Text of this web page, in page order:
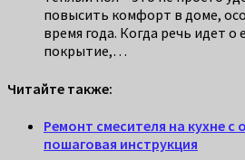
повысить комфорт в доме,
время года. Когда речь идет о
покрытие,…
Читайте также:
Ремонт смесителя на кухне с
пошаговая инструкция